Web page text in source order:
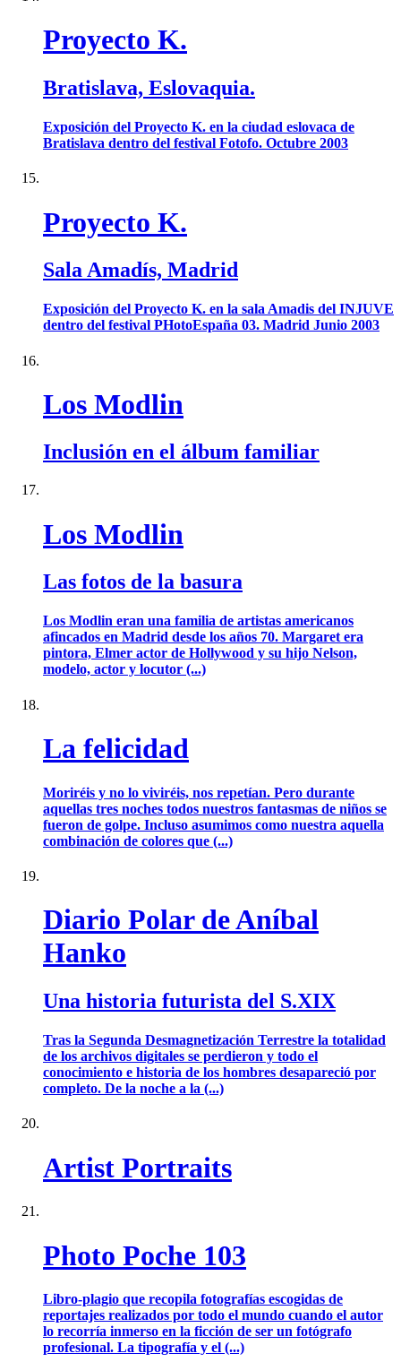
Proyecto K.
Bratislava, Eslovaquia.
Exposición del Proyecto K. en la ciudad eslovaca de
Bratislava dentro del festival Fotofo. Octubre 2003
Proyecto K.
Sala Amadís, Madrid
Exposición del Proyecto K. en la sala Amadis del INJUVE
dentro del festival PHotoEspaña 03. Madrid Junio 2003
Los Modlin
Inclusión en el álbum familiar
Los Modlin
Las fotos de la basura
Los Modlin eran una familia de artistas americanos
afincados en Madrid desde los años 70. Margaret era
pintora, Elmer actor de Hollywood y su hijo Nelson,
modelo, actor y locutor (...)
La felicidad
Moriréis y no lo viviréis, nos repetían. Pero durante
aquellas tres noches todos nuestros fantasmas de niños se
fueron de golpe. Incluso asumimos como nuestra aquella
combinación de colores que (...)
Diario Polar de Aníbal
Hanko
Una historia futurista del S.XIX
Tras la Segunda Desmagnetización Terrestre la totalidad
de los archivos digitales se perdieron y todo el
conocimiento e historia de los hombres desapareció por
completo. De la noche a la (...)
Artist Portraits
Photo Poche 103
Libro-plagio que recopila fotografías escogidas de
reportajes realizados por todo el mundo cuando el autor
lo recorría inmerso en la ficción de ser un fotógrafo
profesional. La tipografía y el (...)